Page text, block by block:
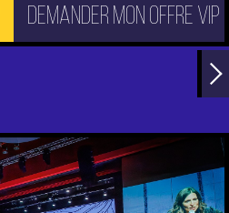
demander mon offre VIP